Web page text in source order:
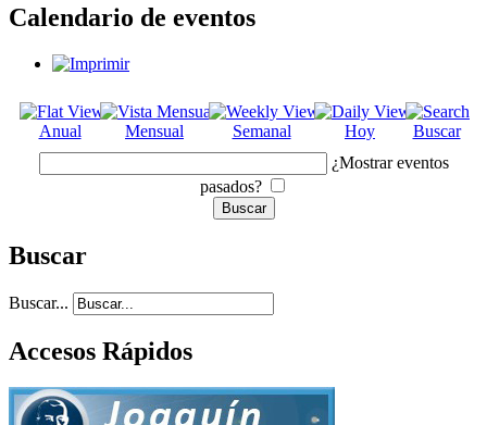
Calendario de eventos
Anual Mensual Semanal Hoy
Buscar
¿Mostrar eventos
pasados?
Buscar
Buscar...
Accesos Rápidos